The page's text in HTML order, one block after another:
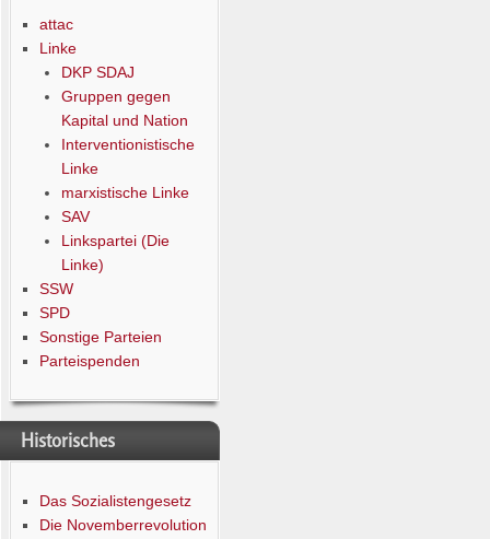
attac
Linke
DKP SDAJ
Gruppen gegen
Kapital und Nation
Interventionistische
Linke
marxistische Linke
SAV
Linkspartei (Die
Linke)
SSW
SPD
Sonstige Parteien
Parteispenden
Historisches
Das Sozialistengesetz
Die Novemberrevolution